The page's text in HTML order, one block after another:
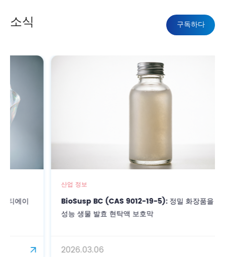
소식 구독하다
BioSusp BC (CAS 9012-19-5): 정밀 화장품을 위한 고
성능 생물 발효 현탁액 보호막
2026.03.06